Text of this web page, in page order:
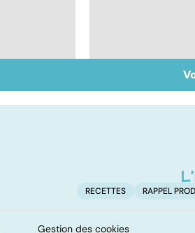
Faire du
domicile,
RECETTES RAPPEL
Gestion des cookies